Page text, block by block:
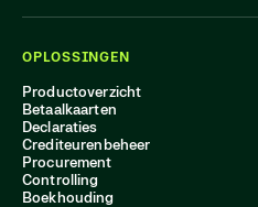
OPLOSSINGEN
Productoverzicht
Betaalkaarten
Declaraties
Crediteurenbeheer
Procurement
Controlling
Boekhouding